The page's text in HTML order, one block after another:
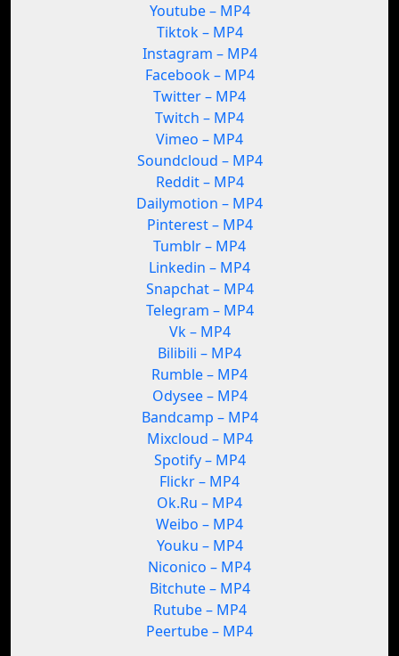
Youtube – MP4
Tiktok – MP4
Instagram – MP4
Facebook – MP4
Twitter – MP4
Twitch – MP4
Vimeo – MP4
Soundcloud – MP4
Reddit – MP4
Dailymotion – MP4
Pinterest – MP4
Tumblr – MP4
Linkedin – MP4
Snapchat – MP4
Telegram – MP4
Vk – MP4
Bilibili – MP4
Rumble – MP4
Odysee – MP4
Bandcamp – MP4
Mixcloud – MP4
Spotify – MP4
Flickr – MP4
Ok.Ru – MP4
Weibo – MP4
Youku – MP4
Niconico – MP4
Bitchute – MP4
Rutube – MP4
Peertube – MP4